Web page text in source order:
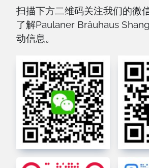
扫描下方二维码关注我们的微
了解Paulaner Bräuhaus
动信息。